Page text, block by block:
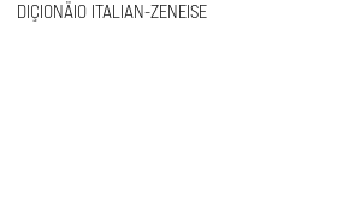
DIÇIONÄIO ITALIAN-ZENEISE